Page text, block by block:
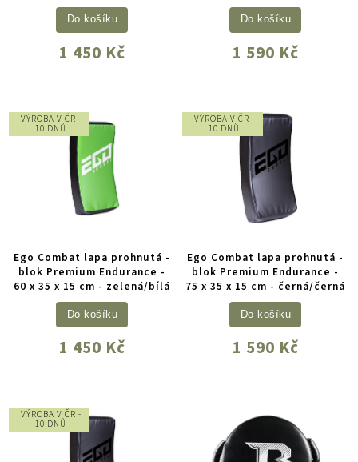
1 450 Kč
Do košíku
1 590 Kč
Do košíku
VÝROBA V ČR -
10 DNŮ
Ego Combat lapa prohnutá -
blok Premium Endurance -
60 x 35 x 15 cm - zelená/bílá
1 450 Kč
Do košíku
VÝROBA V ČR -
10 DNŮ
Ego Combat lapa prohnutá -
blok Premium Endurance -
75 x 35 x 15 cm - černá/černá
1 590 Kč
Do košíku
VÝROBA V ČR -
10 DNŮ